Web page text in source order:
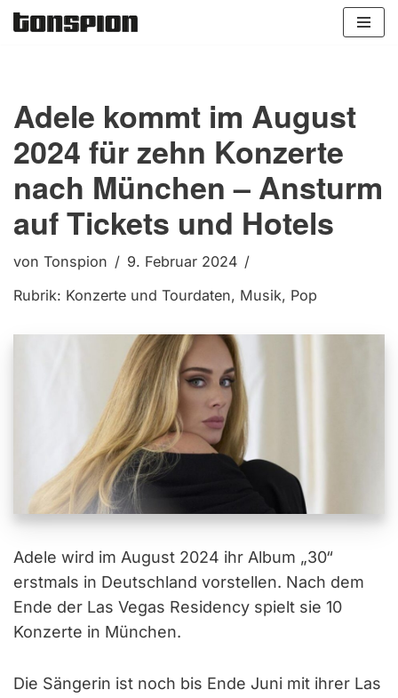
Adele kommt im August
2024 für zehn Konzerte
nach München – Ansturm
auf Tickets und Hotels
von Tonspion
9. Februar 2024
Rubrik: Konzerte und Tourdaten, Musik, Pop
Adele wird im August 2024 ihr Album „30“
erstmals in Deutschland vorstellen. Nach dem
Ende der Las Vegas Residency spielt sie 10
Konzerte in München.
Die Sängerin ist noch bis Ende Juni mit ihrer Las